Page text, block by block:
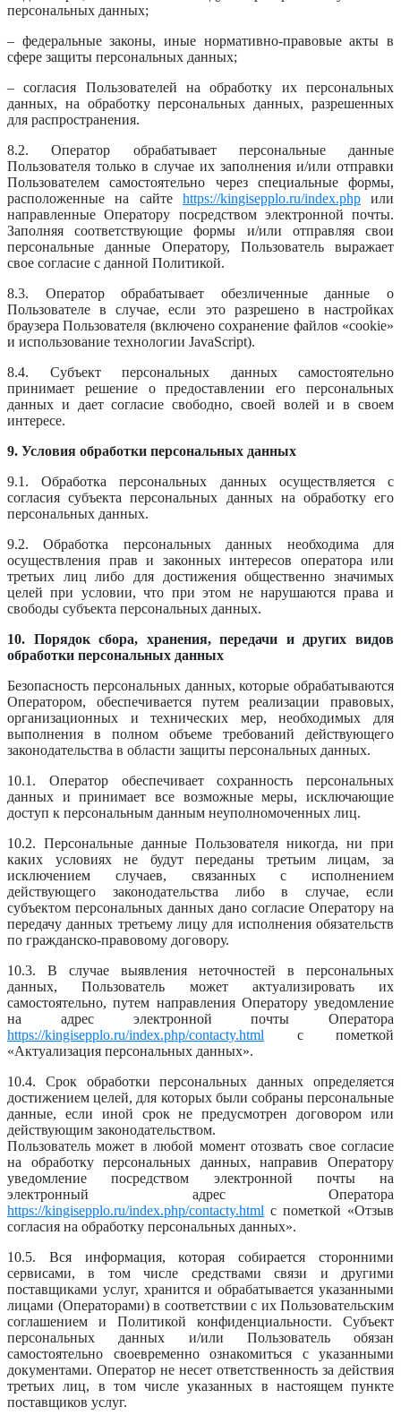
персональных данных;
– федеральные законы, иные нормативно-правовые акты в
сфере защиты персональных данных;
– согласия Пользователей на обработку их персональных
данных, на обработку персональных данных, разрешенных
для распространения.
8.2. Оператор обрабатывает персональные данные
Пользователя только в случае их заполнения и/или отправки
Пользователем самостоятельно через специальные формы,
расположенные на сайте https://kingisepplo.ru/index.phpили
направленные Оператору посредством электронной почты.
Заполняя соответствующие формы и/или отправляя свои
персональные данные Оператору, Пользователь выражает
свое согласие с данной Политикой.
8.3. Оператор обрабатывает обезличенные данные о
Пользователе в случае, если это разрешено в настройках
браузера Пользователя (включено сохранение файлов «cookie»
и использование технологии JavaScript).
8.4. Субъект персональных данных самостоятельно
принимает решение о предоставлении его персональных
данных и дает согласие свободно, своей волей и в своем
интересе.
9. Условия обработки персональных данных
9.1. Обработка персональных данных осуществляется с
согласия субъекта персональных данных на обработку его
персональных данных.
9.2. Обработка персональных данных необходима для
осуществления прав и законных интересов оператора или
третьих лиц либо для достижения общественно значимых
целей при условии, что при этом не нарушаются права и
свободы субъекта персональных данных.
10. Порядок сбора, хранения, передачи и других видов
обработки персональных данных
Безопасность персональных данных, которые обрабатываются
Оператором, обеспечивается путем реализации правовых,
организационных и технических мер, необходимых для
выполнения в полном объеме требований действующего
законодательства в области защиты персональных данных.
10.1. Оператор обеспечивает сохранность персональных
данных и принимает все возможные меры, исключающие
доступ к персональным данным неуполномоченных лиц.
10.2. Персональные данные Пользователя никогда, ни при
каких условиях не будут переданы третьим лицам, за
исключением случаев, связанных с исполнением
действующего законодательства либо в случае, если
субъектом персональных данных дано согласие Оператору на
передачу данных третьему лицу для исполнения обязательств
по гражданско-правовому договору.
10.3. В случае выявления неточностей в персональных
данных, Пользователь может актуализировать их
самостоятельно, путем направления Оператору уведомление
на адрес электронной почты Оператора
https://kingisepplo.ru/index.php/contacty.html с пометкой
«Актуализация персональных данных».
10.4. Срок обработки персональных данных определяется
достижением целей, для которых были собраны персональные
данные, если иной срок не предусмотрен договором или
действующим законодательством.
Пользователь может в любой момент отозвать свое согласие
на обработку персональных данных, направив Оператору
уведомление посредством электронной почты на
электронный адрес Оператора
https://kingisepplo.ru/index.php/contacty.html с пометкой «Отзыв
согласия на обработку персональных данных».
10.5. Вся информация, которая собирается сторонними
сервисами, в том числе средствами связи и другими
поставщиками услуг, хранится и обрабатывается указанными
лицами (Операторами) в соответствии с их Пользовательским
соглашением и Политикой конфиденциальности. Субъект
персональных данных и/или Пользователь обязан
самостоятельно своевременно ознакомиться с указанными
документами. Оператор не несет ответственность за действия
третьих лиц, в том числе указанных в настоящем пункте
поставщиков услуг.